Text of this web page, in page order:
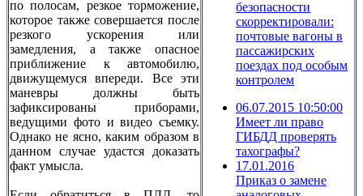
по полосам, резкое торможение,
которое также совершается после
резкого ускорения или
замедления, а также опасное
приближение к автомобилю,
движущемуся впереди. Все эти
маневры должны быть
зафиксированы приборами,
ведущими фото и видео съемку.
Однако не ясно, каким образом в
данном случае удастся доказать
факт умысла.
безопасности
скорректировали:
почтовые вагоны в
пассажирских
поездах под особым
контролем
06.07.2015 10:50:00
Имеет ли право
ГИБДД проверять
тахографы?
17.01.2016
Приказ о замене